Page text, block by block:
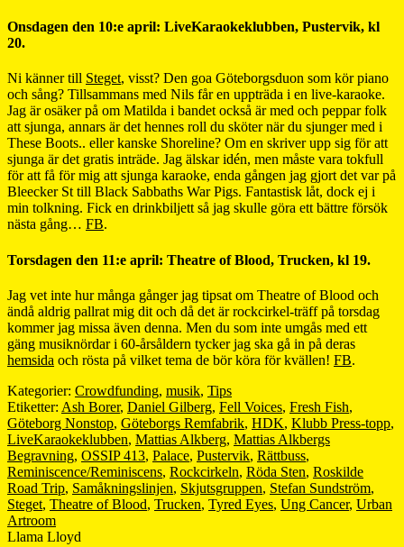
Onsdagen den 10:e april: LiveKaraokeklubben, Pustervik, kl
20.
Ni känner till Steget, visst? Den goa Göteborgsduon som kör piano
och sång? Tillsammans med Nils får en uppträda i en live-karaoke.
Jag är osäker på om Matilda i bandet också är med och peppar folk
att sjunga, annars är det hennes roll du sköter när du sjunger med i
These Boots.. eller kanske Shoreline? Om en skriver upp sig för att
sjunga är det gratis inträde. Jag älskar idén, men måste vara tokfull
för att få för mig att sjunga karaoke, enda gången jag gjort det var på
Bleecker St till Black Sabbaths War Pigs. Fantastisk låt, dock ej i
min tolkning. Fick en drinkbiljett så jag skulle göra ett bättre försök
nästa gång… FB.
Torsdagen den 11:e april: Theatre of Blood, Trucken, kl 19.
Jag vet inte hur många gånger jag tipsat om Theatre of Blood och
ändå aldrig pallrat mig dit och då det är rockcirkel-träff på torsdag
kommer jag missa även denna. Men du som inte umgås med ett
gäng musiknördar i 60-årsåldern tycker jag ska gå in på deras
hemsida och rösta på vilket tema de bör köra för kvällen! FB.
Kategorier: Crowdfunding, musik, Tips
Etiketter: Ash Borer, Daniel Gilberg, Fell Voices, Fresh Fish,
Göteborg Nonstop, Göteborgs Remfabrik, HDK, Klubb Press-topp,
LiveKaraokeklubben, Mattias Alkberg, Mattias Alkbergs
Begravning, OSSIP 413, Palace, Pustervik, Rättbuss,
Reminiscence/Reminiscens, Rockcirkeln, Röda Sten, Roskilde
Road Trip, Samåkningslinjen, Skjutsgruppen, Stefan Sundström,
Steget, Theatre of Blood, Trucken, Tyred Eyes, Ung Cancer, Urban
Artroom
Llama Lloyd